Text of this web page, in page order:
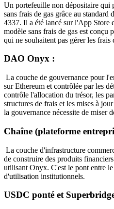
Un portefeuille non dépositaire qui
sans frais de gas grâce au
4337. Il a été lancé sur l'App Store
modèle sans frais de gas est conçu
qui ne souhaitent pas gérer les frais
DAO Onyx :
La couche de gouvernance pour
sur Ethereum et contrôlée par les
contrôle l'allocation du trésor, les
structures de frais et les mises à
la gouvernance nécessite de miser
Chaîne (plateforme
La couche d'infrastructure
de construire des produits
utilisant Onyx. C'est le pont entre
d'utilisation institutionnels.
USDC ponté et